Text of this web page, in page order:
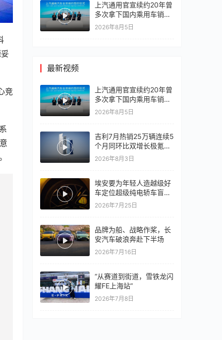
竞
上汽通用官宣续约20年曾
多次拿下国内乘用车销冠
竞争激烈，上汽通用有信
2026年8月5日
最新视频
上汽通用官宣续约20年曾
多次拿下国内乘用车销冠
竞争激烈，上汽通用有信
2026年8月5日
吉利7月热销25万辆连续5
个月同环比双增长极氪销
量同比翻倍，出口再破10
2026年8月3日
埃安要为年轻人造越级好
车定位超级纯电轿车盲猜
18万以上
2026年7月25日
品牌为船、战略作桨，长
安汽车破浪奔赴下半场
2026年7月16日
“从赛道到街道，雪铁龙闪
耀FE上海站”
2026年7月8日